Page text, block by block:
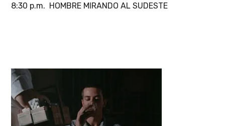
8:30 p.m. HOMBRE MIRANDO AL SUDESTE